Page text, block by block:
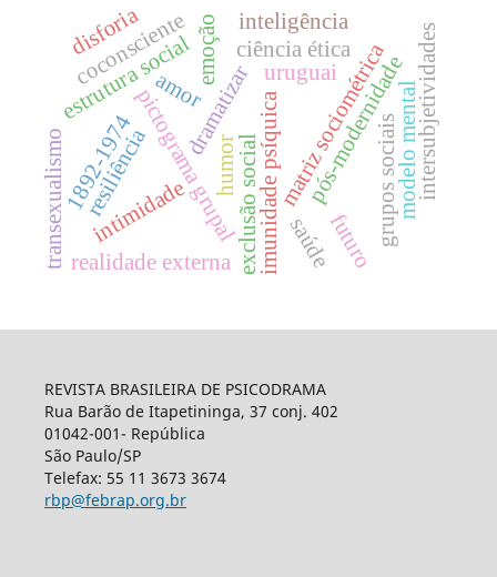
exclusão socialimunidade psíquica
pictograma grupal
dramatizar matriz sociométrica
realidade externa
estrutura social
amor
intimidade
pós-modernidade
resiliência
saúde
intersubjetividades
coconsciente ciência ética
grupos sociais
uruguai
emoção
1892-1974 modelo mental
inteligência
transexualismo
disforia
humor
futuro
REVISTA BRASILEIRA DE PSICODRAMA
Rua Barão de Itapetininga, 37 conj. 402
01042-001- República
São Paulo/SP
Telefax: 55 11 3673 3674
rbp@febrap.org.br